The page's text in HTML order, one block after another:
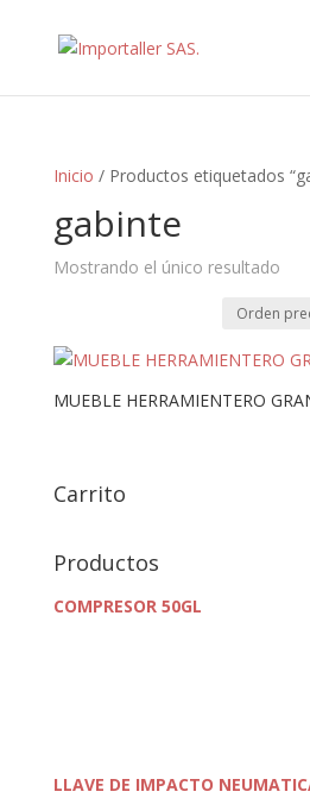
Inicio / Productos etiquetados
gabinte
Mostrando el único resultado
MUEBLE HERRAMIENTERO
Carrito
Productos
COMPRESOR 50GL
LLAVE DE IMPACTO